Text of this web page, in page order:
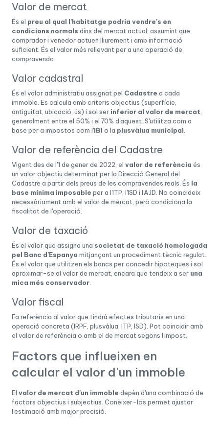
Valor de mercat
És el preu al qual l'habitatge podria vendre's en
condicions normals dins del mercat actual, assumint que
comprador i venedor actuen lliurement i amb informació
suficient. És el valor més rellevant per a una operació de
compravenda.
Valor cadastral
És el valor administratiu assignat pel Cadastre a cada
immoble. Es calcula amb criteris objectius (superfície,
antiguitat, ubicació, ús) i sol ser inferior al valor de mercat
generalment entre el 50% i el 70% d'aquest. S'utilitza com a
base per a impostos com l'IBI o la plusvàlua municipal
Valor de referència del Cadastre
Vigent des de l'1 de gener de 2022, el valor de referència és
un valor objectiu determinat per la Direcció General del
Cadastre a partir dels preus de les compravendes reals. És la
base mínima imposable per a l'ITP, l'ISD i l'AJD. No coincideix
necessàriament amb el valor de mercat, però condiciona la
fiscalitat de l'operació.
Valor de taxació
És el valor que assigna una societat de taxació homologada
pel Banc d'Espanya mitjançant un procediment tècnic regulat.
És el valor que utilitzen els bancs per concedir hipoteques i sol
aproximar-se al valor de mercat, encara que tendeix a ser una
mica més conservador
Valor fiscal
Fa referència al valor que tindrà efectes tributaris en una
operació concreta (IRPF, plusvàlua, ITP, ISD). Pot coincidir amb
el valor de referència o amb el de mercat segons l'impost.
Factors que influeixen en
calcular el valor d'un immoble
El valor de mercat d'un immoble depèn d'una combinació de
factors objectius i subjectius. Conèixer-los permet ajustar
l'estimació amb major precisió.